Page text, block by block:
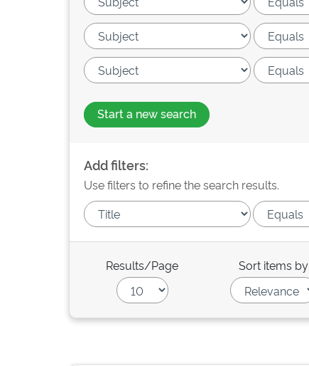
Start a new search
Add filters:
Use filters to refine the search results.
Results/Page Sort items by